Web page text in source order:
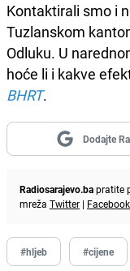
Kontaktirali smo i
Tuzlanskom
Odluku. U
hoće li i kakve
BHRT.
Dodajte
Radiosarajevo.bapratite
mreža Twitter | Facebook
#hljeb #cijene